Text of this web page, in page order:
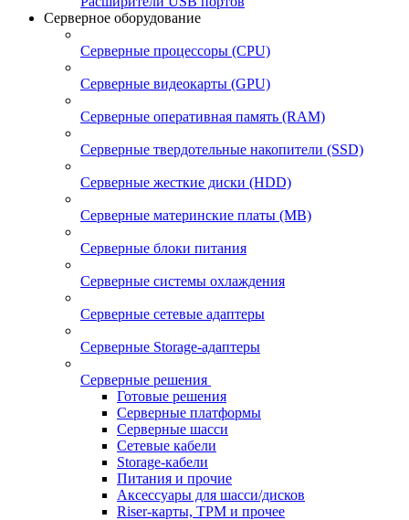
Серверное оборудование
Серверные процессоры (CPU)
Серверные видеокарты (GPU)
Серверные оперативная память (RAM)
Серверные твердотельные накопители (SSD)
Серверные жесткие диски (HDD)
Серверные материнские платы (MB)
Серверные блоки питания
Серверные системы охлаждения
Серверные сетевые адаптеры
Серверные Storage-адаптеры
Серверные решения
Готовые решения
Серверные платформы
Серверные шасси
Сетевые кабели
Storage-кабели
Питания и прочие
Аксессуары для шасси/дисков
Riser-карты, TPM и прочее